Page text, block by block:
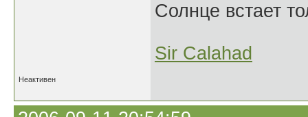
Солнце встает
Sir Calahad
Неактивен